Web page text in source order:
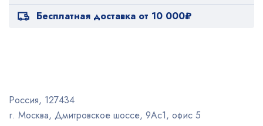
Бесплатная доставка от 10 000₽
Россия, 127434
г. Москва, Дмитровское шоссе, 9Ас1, офис 5